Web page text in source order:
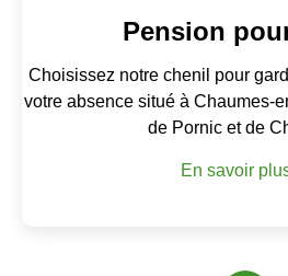
Pension
Choisissez notre chenil pour
votre absence situé à Chaumes-
de Pornic et de
En savoir